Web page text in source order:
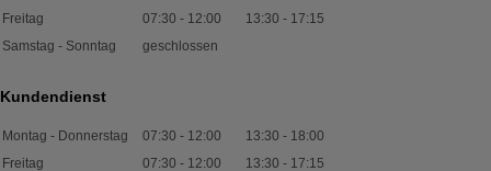
Freitag
07:30 - 12:00 13:30 - 17:15
Samstag - Sonntag
geschlossen
Kundendienst
Montag - Donnerstag 07:30 - 12:00 13:30 - 18:00
Freitag
07:30 - 12:00 13:30 - 17:15